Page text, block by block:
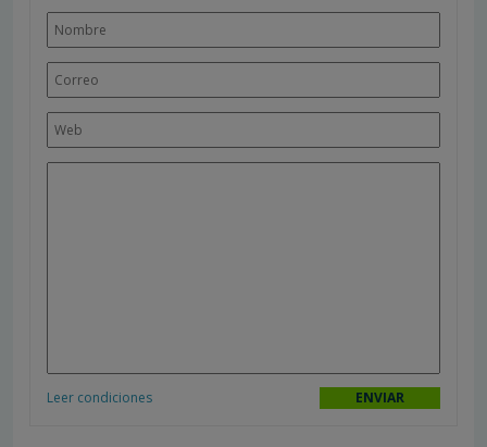
Leer condiciones